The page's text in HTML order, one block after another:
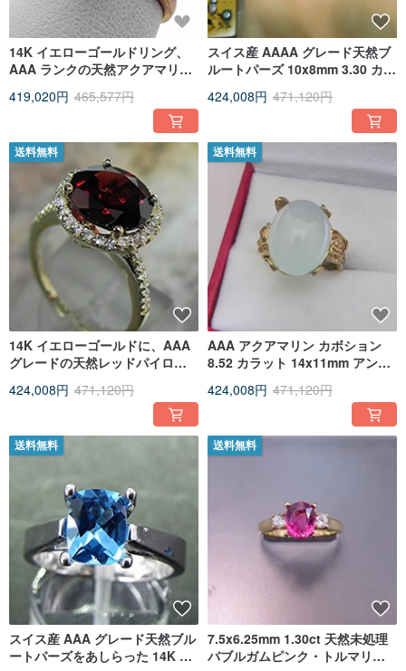
14K イエローゴールドリング、
AAA ランクの天然アクアマリン
カラット）をあしらって。MMM
419,020円 465,577円
スイス産 AAAA グレード天然ブ
ルートパーズ 10x8mm 3.30 カラ
グ コード 4225
424,008円 471,120円
送料無料
14K イエローゴールドに、AAA
グレードの天然レッドパイロプ
ット）をあしらったハローリン
グ。ダイヤモンド（0.35 カラッ
ト）をあしらっています。
424,008円 471,120円
送料無料
AAA アクアマリン カボション
8.52 カラット 14x11mm アンテ
にセット
424,008円 471,120円
送料無料
スイス産 AAA グレード天然ブル
ートパーズをあしらった 14K ホ
送料無料
7.5x6.25mm 1.30ct 天然未処理
バブルガムピンク・トルマリン